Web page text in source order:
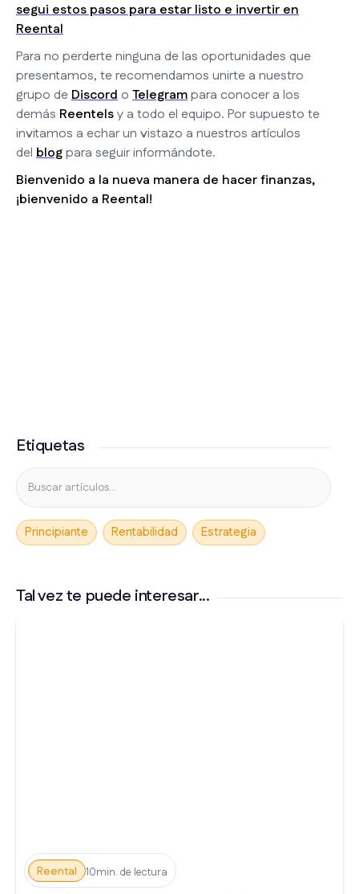
segui estos pasos para estar listo e invertir en
Reental
Para no perderte ninguna de las oportunidades que
presentamos, te recomendamos unirte a nuestro
grupo deDiscord o Telegrampara conocer a los
demás Reentelsy a todo el equipo. Por supuesto te
invitamos a echar un vistazo a nuestros artículos
del blogpara seguir informándote.
Bienvenido a la nueva manera de hacer finanzas,
¡bienvenido a Reental!
Etiquetas
Principiante Rentabilidad Estrategia
Tal vez te puede interesar...
Reental 10min. de lectura